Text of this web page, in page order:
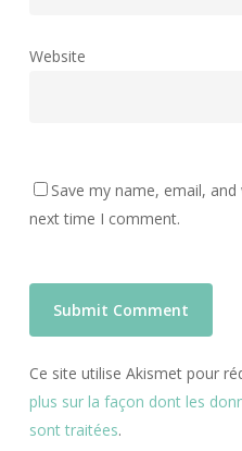
Website
Save my name, email,
next time I comment.
Ce site utilise Akismet pour
plus sur la façon dont les
sont traitées.